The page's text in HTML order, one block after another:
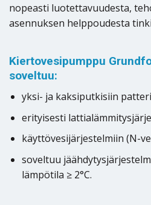
nopeasti luotettavuudesta,
asennuksen helppoudesta
Kiertovesipumppu
soveltuu:
yksi- ja kaksiputkisiin
erityisesti
käyttövesijärjestelmiin (N-
soveltuu
lämpötila ≥ 2°C.